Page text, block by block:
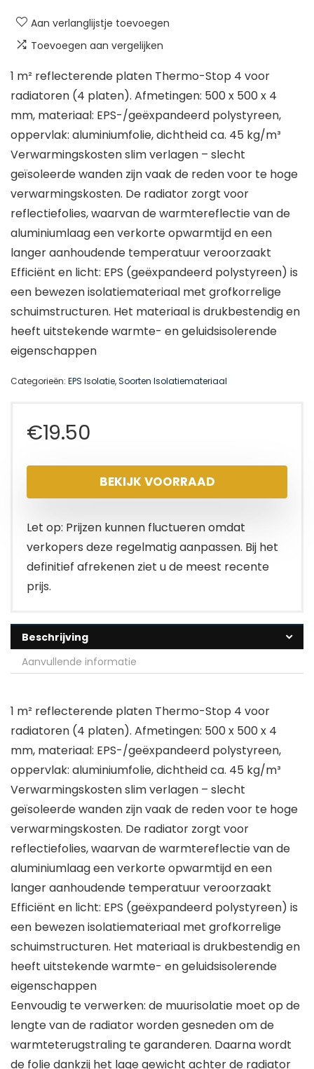
Aan verlanglijstje toevoegen
Toevoegen aan vergelijken
1 m² reflecterende platen Thermo-Stop 4 voor
radiatoren (4 platen). Afmetingen: 500 x 500 x 4
mm, materiaal: EPS-/geëxpandeerd polystyreen,
oppervlak: aluminiumfolie, dichtheid ca. 45 kg/m³
Verwarmingskosten slim verlagen – slecht
geïsoleerde wanden zijn vaak de reden voor te hoge
verwarmingskosten. De radiator zorgt voor
reflectiefolies, waarvan de warmtereflectie van de
aluminiumlaag een verkorte opwarmtijd en een
langer aanhoudende temperatuur veroorzaakt
Efficiënt en licht: EPS (geëxpandeerd polystyreen) is
een bewezen isolatiemateriaal met grofkorrelige
schuimstructuren. Het materiaal is drukbestendig en
heeft uitstekende warmte- en geluidsisolerende
eigenschappen
Categorieën: EPS Isolatie,Soorten Isolatiemateriaal
€19.50
BEKIJK VOORRAAD
Let op: Prijzen kunnen fluctueren omdat
verkopers deze regelmatig aanpassen. Bij het
definitief afrekenen ziet u de meest recente
prijs.
Beschrijving
Aanvullende informatie
1 m² reflecterende platen Thermo-Stop 4 voor
radiatoren (4 platen). Afmetingen: 500 x 500 x 4
mm, materiaal: EPS-/geëxpandeerd polystyreen,
oppervlak: aluminiumfolie, dichtheid ca. 45 kg/m³
Verwarmingskosten slim verlagen – slecht
geïsoleerde wanden zijn vaak de reden voor te hoge
verwarmingskosten. De radiator zorgt voor
reflectiefolies, waarvan de warmtereflectie van de
aluminiumlaag een verkorte opwarmtijd en een
langer aanhoudende temperatuur veroorzaakt
Efficiënt en licht: EPS (geëxpandeerd polystyreen) is
een bewezen isolatiemateriaal met grofkorrelige
schuimstructuren. Het materiaal is drukbestendig en
heeft uitstekende warmte- en geluidsisolerende
eigenschappen
Eenvoudig te verwerken: de muurisolatie moet op de
lengte van de radiator worden gesneden om de
warmteterugstraling te garanderen. Daarna wordt
de folie dankzij het lage gewicht achter de radiator